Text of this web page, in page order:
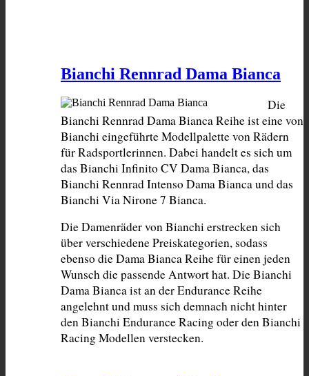
Bianchi Rennrad Dama Bianca
Die
Bianchi Rennrad Dama Bianca Reihe ist eine von
Bianchi eingeführte Modellpalette von Rädern
für Radsportlerinnen. Dabei handelt es sich um
das Bianchi Infinito CV Dama Bianca, das
Bianchi Rennrad Intenso Dama Bianca und das
Bianchi Via Nirone 7 Bianca.
Die Damenräder von Bianchi erstrecken sich
über verschiedene Preiskategorien, sodass
ebenso die Dama Bianca Reihe für einen jeden
Wunsch die passende Antwort hat. Die Bianchi
Dama Bianca ist an der Endurance Reihe
angelehnt und muss sich demnach nicht hinter
den Bianchi Endurance Racing oder den Bianchi
Racing Modellen verstecken.